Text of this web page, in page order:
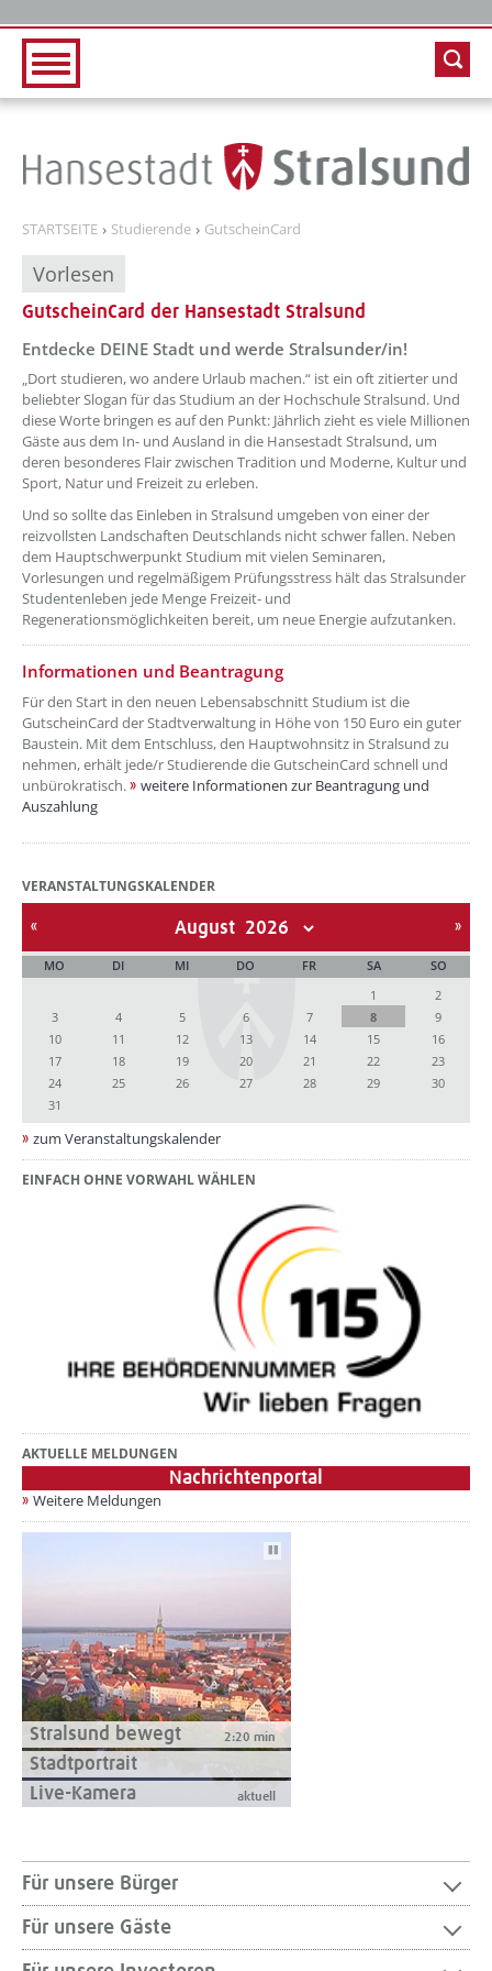
STARTSEITE Studierende GutscheinCard
Vorlesen
GutscheinCard der Hansestadt Stralsund
Entdecke DEINE Stadt und werde Stralsunder/in!
„Dort studieren, wo andere Urlaub machen.“ ist ein oft zitierter und
beliebter Slogan für das Studium an der Hochschule Stralsund. Und
diese Worte bringen es auf den Punkt: Jährlich zieht es viele Millionen
Gäste aus dem In- und Ausland in die Hansestadt Stralsund, um
deren besonderes Flair zwischen Tradition und Moderne, Kultur und
Sport, Natur und Freizeit zu erleben.
Und so sollte das Einleben in Stralsund umgeben von einer der
reizvollsten Landschaften Deutschlands nicht schwer fallen. Neben
dem Hauptschwerpunkt Studium mit vielen Seminaren,
Vorlesungen und regelmäßigem Prüfungsstress hält das Stralsunder
Studentenleben jede Menge Freizeit- und
Regenerationsmöglichkeiten bereit, um neue Energie aufzutanken.
Informationen und Beantragung
Für den Start in den neuen Lebensabschnitt Studium ist die
GutscheinCard der Stadtverwaltung in Höhe von 150 Euro ein guter
Baustein. Mit dem Entschluss, den Hauptwohnsitz in Stralsund zu
nehmen, erhält jede/r Studierende die GutscheinCard schnell und
unbürokratisch.
weitere Informationen zur Beantragung und
Auszahlung
VERANSTALTUNGSKALENDER
August
MO DI MI DO FR SA
SO
1
2
3
4 5 6 7 8
9
10
11 12 13 14 15
16
17
18 19 20 21 22
23
24
25 26 27 28 29
30
31
zum Veranstaltungskalender
EINFACH OHNE VORWAHL WÄHLEN
AKTUELLE MELDUNGEN
Nachrichtenportal
Weitere Meldungen
Stralsund bewegt 2:20 min
Stadtportrait
Live-Kamera
aktuell
Autoplay
Für unsere Bürger
Für unsere Gäste